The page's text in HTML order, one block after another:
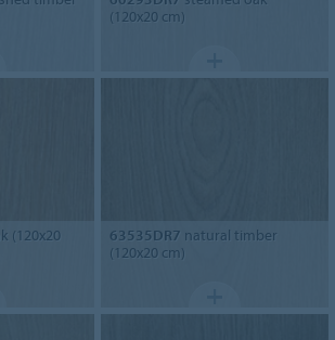
(120x20 cm)
(120x20
63535DR7 natural timber
(120x20 cm)